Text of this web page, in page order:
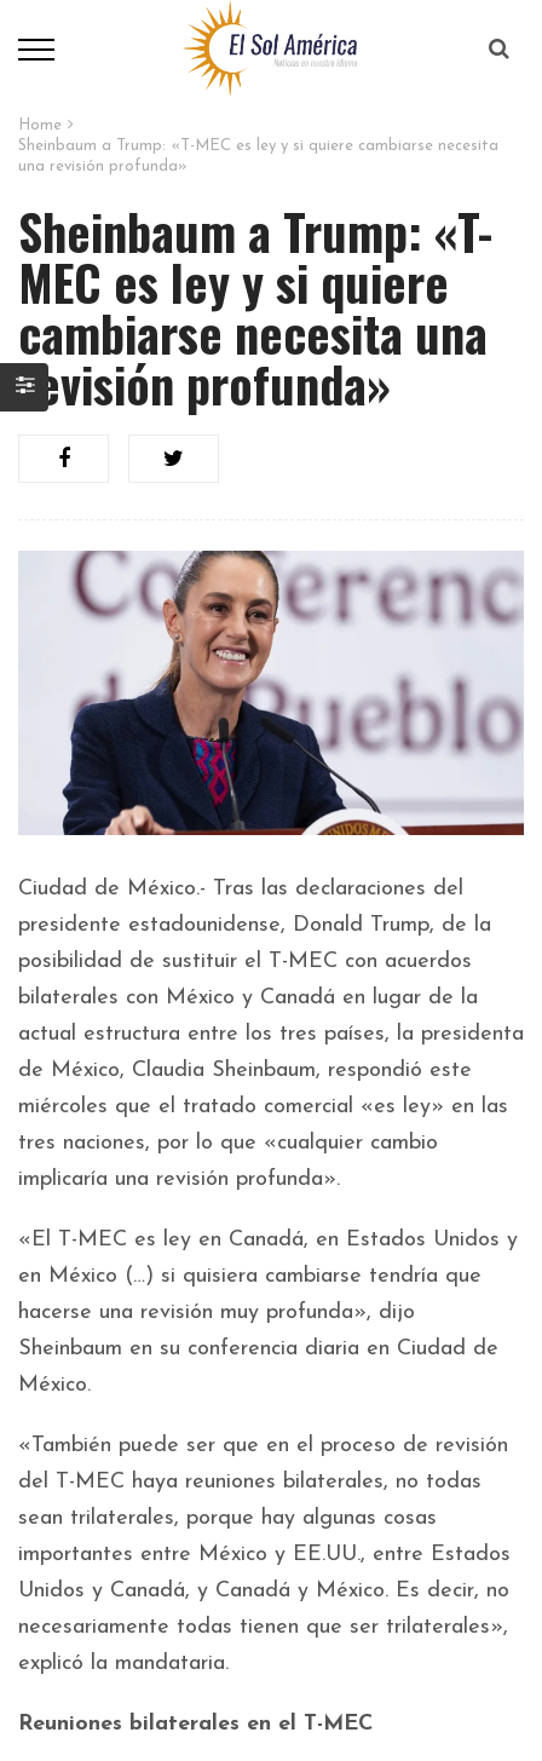
Home
Sheinbaum a Trump: «T-MEC es ley y si quiere cambiarse necesita
una revisión profunda»
Sheinbaum a Trump: «T-
MEC es ley y si quiere
cambiarse necesita una
revisión profunda»
Ciudad de México.- Tras las declaraciones del
presidente estadounidense, Donald Trump, de la
posibilidad de sustituir el T-MEC con acuerdos
bilaterales con México y Canadá en lugar de la
actual estructura entre los tres países, la presidenta
de México, Claudia Sheinbaum, respondió este
miércoles que el tratado comercial «es ley» en las
tres naciones, por lo que «cualquier cambio
implicaría una revisión profunda».
«El T-MEC es ley en Canadá, en Estados Unidos y
en México (…) si quisiera cambiarse tendría que
hacerse una revisión muy profunda», dijo
Sheinbaum en su conferencia diaria en Ciudad de
México.
«También puede ser que en el proceso de revisión
del T-MEC haya reuniones bilaterales, no todas
sean trilaterales, porque hay algunas cosas
importantes entre México y EE.UU., entre Estados
Unidos y Canadá, y Canadá y México. Es decir, no
necesariamente todas tienen que ser trilaterales»,
explicó la mandataria.
Reuniones bilaterales en el T-MEC